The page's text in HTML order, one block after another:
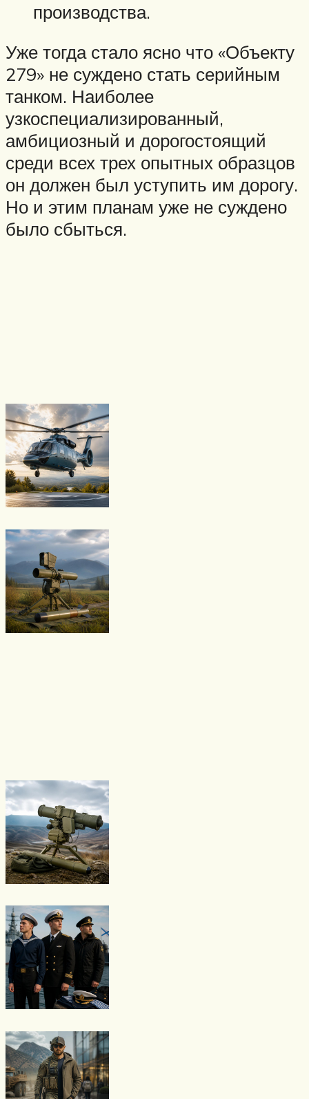
производства.
Уже тогда стало ясно что «Объекту
279» не суждено стать серийным
танком. Наиболее
узкоспециализированный,
амбициозный и дорогостоящий
среди всех трех опытных образцов
он должен был уступить им дорогу.
Но и этим планам уже не суждено
было сбыться.